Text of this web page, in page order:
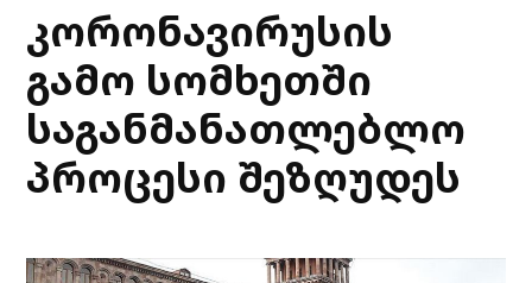
კორონავირუსის
გამო სომხეთში
საგანმანათლებლო
პროცესი შეზღუდეს